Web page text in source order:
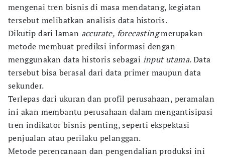
mengenai tren bisnis di masa mendatang, kegiatan
tersebut melibatkan analisis data historis.
Dikutip dari laman accurate, forecastingmerupakan
metode membuat prediksi informasi dengan
menggunakan data historis sebagai input utama. Data
tersebut bisa berasal dari data primer maupun data
sekunder.
Terlepas dari ukuran dan profil perusahaan, peramalan
ini akan membantu perusahaan dalam mengantisipasi
tren indikator bisnis penting, seperti ekspektasi
penjualan atau perilaku pelanggan.
Metode perencanaan dan pengendalian produksi ini